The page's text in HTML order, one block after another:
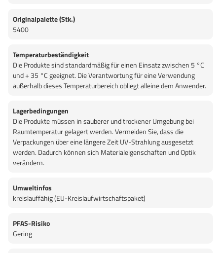
Originalpalette (Stk.)
5400
Temperaturbeständigkeit
Die Produkte sind standardmäßig für einen Einsatz zwischen 5 °C
und + 35 °C geeignet. Die Verantwortung für eine Verwendung
außerhalb dieses Temperaturbereich obliegt alleine dem Anwender.
Lagerbedingungen
Die Produkte müssen in sauberer und trockener Umgebung bei
Raumtemperatur gelagert werden. Vermeiden Sie, dass die
Verpackungen über eine längere Zeit UV-Strahlung ausgesetzt
werden. Dadurch können sich Materialeigenschaften und Optik
verändern.
Umweltinfos
kreislauffähig (EU-Kreislaufwirtschaftspaket)
PFAS-Risiko
Gering